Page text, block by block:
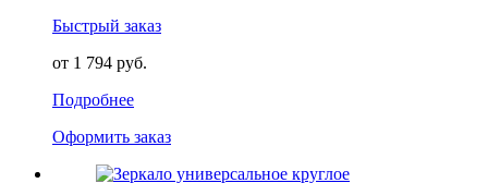
Быстрый заказ
от 1 794 руб.
Подробнее
Оформить заказ